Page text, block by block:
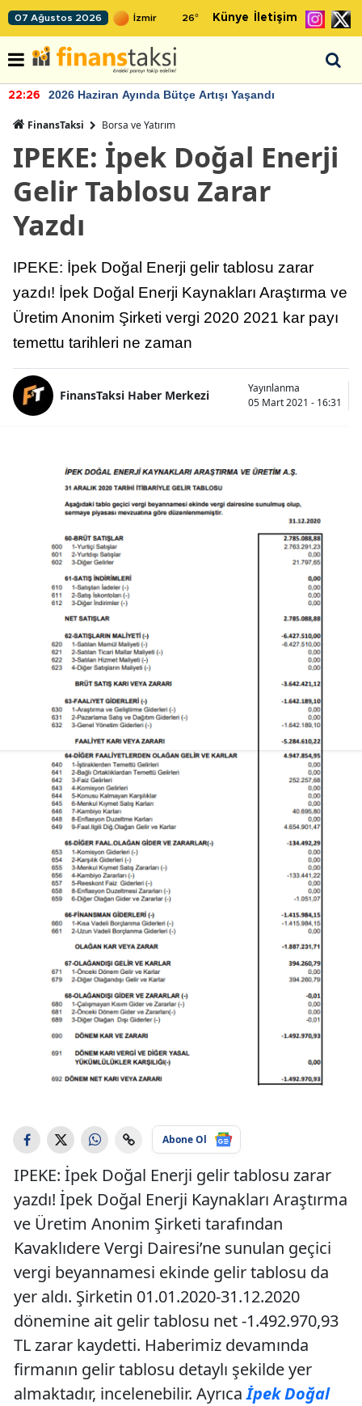
07 Ağustos 2026 26° Künye İletişim
22:26 2026 Haziran Ayında Bütçe Artışı Yaşandı
FinansTaksi Borsa ve Yatırım
IPEKE: İpek Doğal Enerji
Gelir Tablosu Zarar
Yazdı
IPEKE: İpek Doğal Enerji gelir tablosu zarar
yazdı! İpek Doğal Enerji Kaynakları Araştırma ve
Üretim Anonim Şirketi vergi 2020 2021 kar payı
temettu tarihleri ne zaman
FinansTaksi Haber Merkezi
Yayınlanma
05 Mart 2021 - 16:31
Abone Ol
IPEKE: İpek Doğal Enerji gelir tablosu zarar
yazdı! İpek Doğal Enerji Kaynakları Araştırma
ve Üretim Anonim Şirketi tarafından
Kavaklıdere Vergi Dairesi’ne sunulan geçici
vergi beyannamesi ekinde gelir tablosu da
yer aldı. Şirketin 01.01.2020-31.12.2020
dönemine ait gelir tablosu net -1.492.970,93
TL zarar kaydetti. Haberimiz devamında
firmanın gelir tablosu detaylı şekilde yer
almaktadır, incelenebilir. Ayrıcaİpek Doğal